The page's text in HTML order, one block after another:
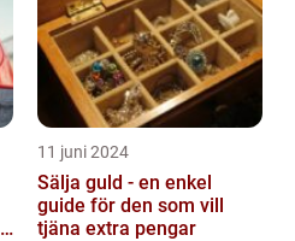
11 juni 2024
Sälja guld - en enkel
guide för den som vill
tjäna extra pengar